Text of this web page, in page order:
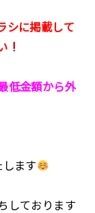
シに掲載して
低金額から外
します
しております